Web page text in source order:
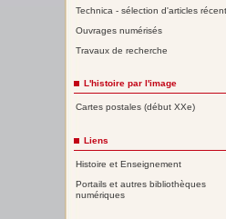
Technica - sélection d'articles
Ouvrages numérisés
Travaux de recherche
L'histoire par l'image
Cartes postales (début XXe)
Liens
Histoire et Enseignement
Portails et autres bibliothèques
numériques